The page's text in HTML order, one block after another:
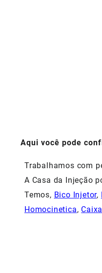
Aqui você pode
Trabalhamos com
A Casa da Injeção
Temos, Bico Injetor,
Homocinetica,